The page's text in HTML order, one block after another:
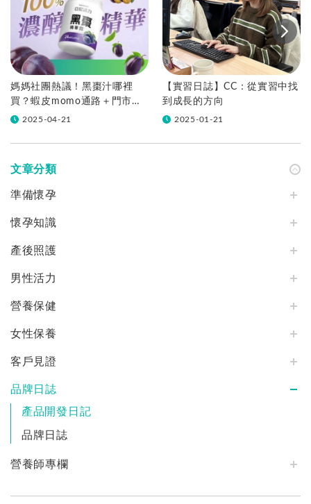
媽媽社團熱議！黑棗汁哪裡
買？蝦皮momo通路＋門市清
單公開
2025-04-21
【實習日誌】CC：從實習中找
到成長的方向
2025-01-21
文章分類
準備懷孕
懷孕知識
產後照護
男性活力
營養保健
女性保養
客戶見證
品牌日誌
產品開發日記
品牌日誌
營養師專欄